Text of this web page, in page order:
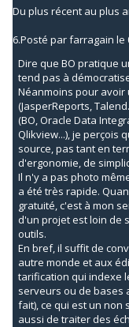
Du plus récent au plus
6.Posté parfarragain le
Dire que BO pratique
tend pas à
Néanmoins pour
(JasperReports,
(BO, Oracle Data
Qlikview...), je perçois
source, pas tant en
d'ergonomie, de
Il n'y a pas photo
a été très rapide.
gratuité, c'est à mon
d'un projet est loin de
outils.
En bref, il suffit de
autre monde et aux
tarification qui indexe
serveurs ou de bases
fait), ce qui est un non
aussi de traiter des